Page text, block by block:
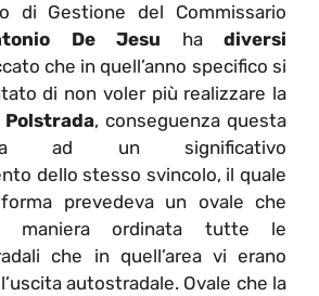
di Gestione del Commissario
De Jesu hadiversi
che in quell’anno specifico si
di non voler più realizzare la
Polstrada, conseguenza questa
ad un significativo
dello stesso svincolo, il quale
prevedeva un ovale che
maniera ordinata tutte le
che in quell’area vi erano
autostradale. Ovale che la